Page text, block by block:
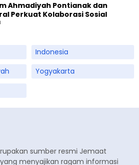
Ahmadiyah Pontianak dan
Perkuat Kolaborasi Sosial
Indonesia
Yogyakarta
sumber resmi Jemaat
menyajikan ragam informasi